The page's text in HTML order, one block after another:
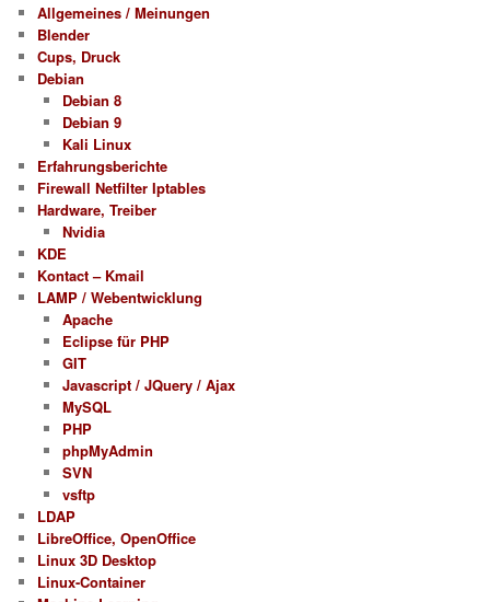
Allgemeines / Meinungen
Blender
Cups, Druck
Debian
Debian 8
Debian 9
Kali Linux
Erfahrungsberichte
Firewall Netfilter Iptables
Hardware, Treiber
Nvidia
KDE
Kontact – Kmail
LAMP / Webentwicklung
Apache
Eclipse für PHP
GIT
Javascript / JQuery / Ajax
MySQL
PHP
phpMyAdmin
SVN
vsftp
LDAP
LibreOffice, OpenOffice
Linux 3D Desktop
Linux-Container